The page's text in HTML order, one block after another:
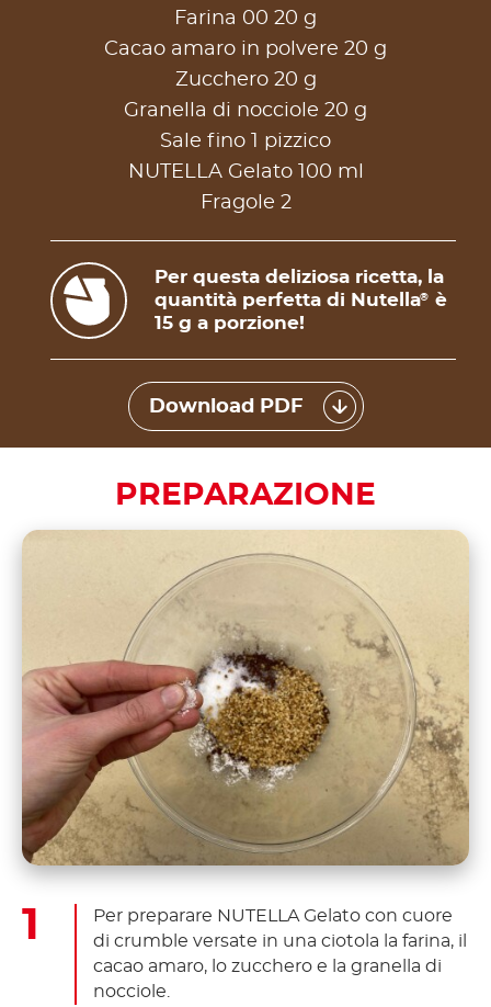
Farina 00 20 g
Cacao amaro in polvere 20 g
Zucchero 20 g
Granella di nocciole 20 g
Sale fino 1 pizzico
NUTELLA Gelato 100 ml
Fragole 2
Per questa deliziosa ricetta, la
quantità perfetta di Nutella®
è
15 g a porzione!
Download PDF
PREPARAZIONE
Per preparare NUTELLA Gelato con cuore
di crumble versate in una ciotola la farina, il
cacao amaro, lo zucchero e la granella di
nocciole.